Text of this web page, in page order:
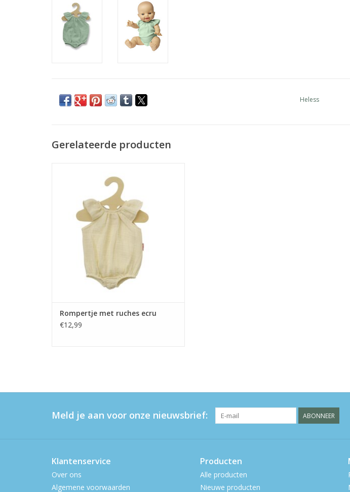
Heless
Gerelateerde producten
TOEVOEGEN AAN WINKELWAGEN
Rompertje met ruches ecru
€12,99
Meld je aan voor onze nieuwsbrief: ABONNEER
Klantenservice
Over ons
Algemene voorwaarden
Producten
Alle producten
Nieuwe producten